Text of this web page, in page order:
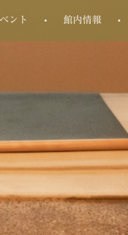
ント 館内情報